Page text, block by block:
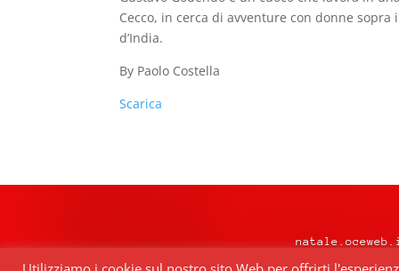
Cecco, in cerca di avventure con donne
d’India.
By Paolo Costella
Scarica